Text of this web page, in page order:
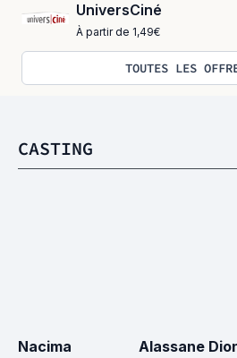
UniversCiné
À partir de 1,49€
TOUTES LES
CASTING
Nacima
Alassane